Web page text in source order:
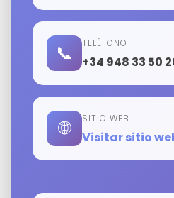
📞 TELÉFONO
+34 948 33 50
🌐 SITIO WEB
Visitar sitio